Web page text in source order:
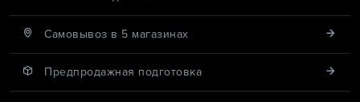
Cамовывоз в 5 магазинах
Предпродажная подготовка